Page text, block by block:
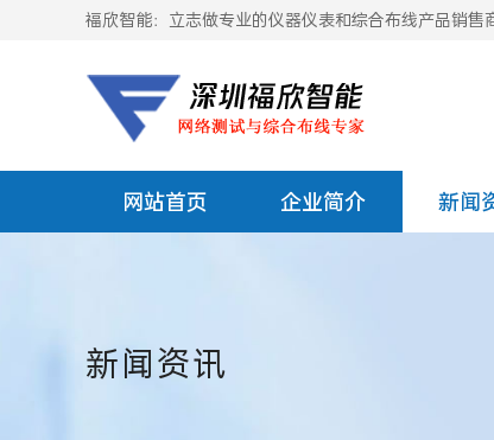
福欣智能：立志做专业的仪器仪表和综合布线产品销售
网站首页 企业简介 新闻
新闻资讯